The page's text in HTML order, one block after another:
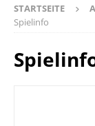
STARTSEITE
Spielinfo